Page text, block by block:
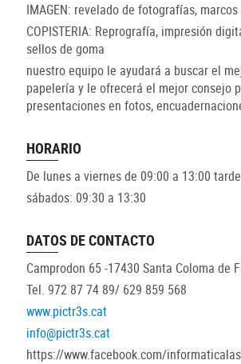
IMAGEN: revelado de fotografías, marcos
COPISTERIA: Reprografía, impresión
sellos de goma
nuestro equipo le ayudará a buscar el
papelería y le ofrecerá el mejor consejo
presentaciones en fotos,
HORARIO
De lunes a viernes de 09:00 a 13:00
sábados: 09:30 a 13:30
DATOS DE CONTACTO
Camprodon 65 -17430 Santa Coloma de
Tel. 972 87 74 89/ 629 859 568
www.pictr3s.cat
info@pictr3s.cat
https://www.facebook.com/